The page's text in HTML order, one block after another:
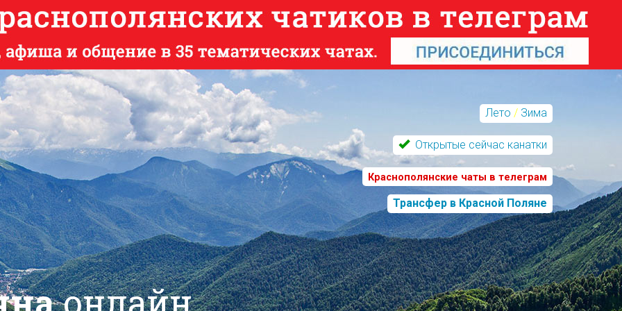
Лето / Зима
Открытые сейчас канатки
Краснополянские чаты в телеграм
Трансфер в Красной Поляне